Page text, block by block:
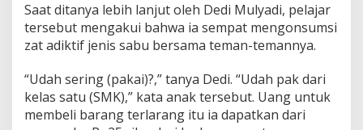
Saat ditanya lebih lanjut oleh Dedi Mulyadi, pelajar
tersebut mengakui bahwa ia sempat mengonsumsi
zat adiktif jenis sabu bersama teman-temannya.
“Udah sering (pakai)?,” tanya Dedi. “Udah pak dari
kelas satu (SMK),” kata anak tersebut. Uang untuk
membeli barang terlarang itu ia dapatkan dari